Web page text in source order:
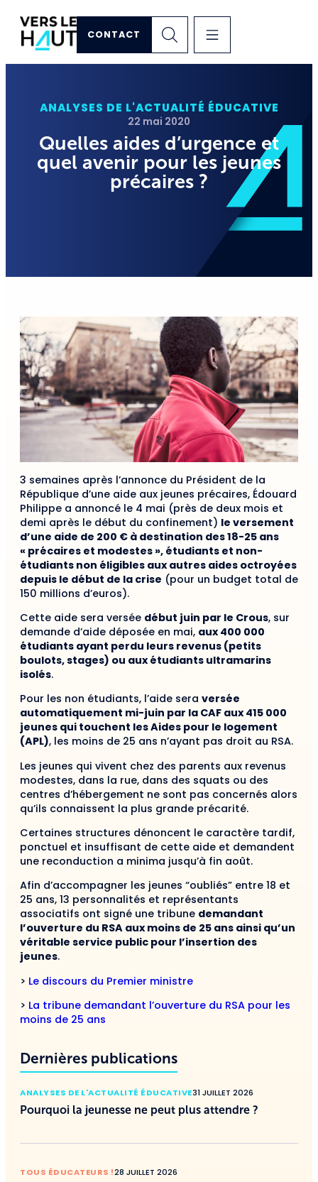
CONTACT
ANALYSES DE L'ACTUALITÉ ÉDUCATIVE
22 mai 2020
Quelles aides d’urgence et
quel avenir pour les jeunes
précaires ?
3 semaines après l’annonce du Président de la
République d’une aide aux jeunes précaires, Édouard
Philippe a annoncé le 4 mai (près de deux mois et
demi après le début du confinement) le versement
d’une aide de 200 € à destination des 18-25 ans
« précaires et modestes », étudiants et non-
étudiants non éligibles aux autres aides octroyées
depuis le début de la crise (pour un budget total de
150 millions d’euros).
Cette aide sera versée début juin par le Crous, sur
demande d’aide déposée en mai, aux 400 000
étudiants ayant perdu leurs revenus (petits
boulots, stages) ou aux étudiants ultramarins
isolés.
Pour les non étudiants, l’aide sera versée
automatiquement mi-juin par la CAF aux 415 000
jeunes qui touchent les Aides pour le logement
(APL), les moins de 25 ans n’ayant pas droit au RSA.
Les jeunes qui vivent chez des parents aux revenus
modestes, dans la rue, dans des squats ou des
centres d’hébergement ne sont pas concernés alors
qu’ils connaissent la plus grande précarité.
Certaines structures dénoncent le caractère tardif,
ponctuel et insuffisant de cette aide et demandent
une reconduction a minima jusqu’à fin août.
Afin d’accompagner les jeunes “oubliés” entre 18 et
25 ans, 13 personnalités et représentants
associatifs ont signé une tribune demandant
l’ouverture du RSA aux moins de 25 ans ainsi qu’un
véritable service public pour l’insertion des
jeunes.
> Le discours du Premier ministre
> La tribune demandant l’ouverture du RSA pour les
moins de 25 ans
Dernières publications
ANALYSES DE L'ACTUALITÉ ÉDUCATIVE31 JUILLET 2026
Pourquoi la jeunesse ne peut plus attendre ?
TOUS ÉDUCATEURS !28 JUILLET 2026